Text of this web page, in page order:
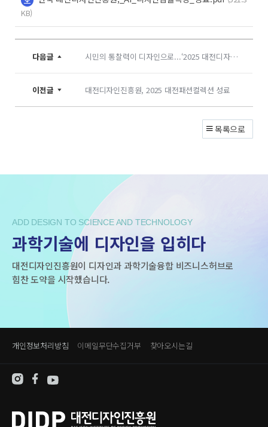
KB)
다음글 시민의 통찰력이 디자인으로...‘2025 대전디자인시민총회’ 성황
이전글 대전디자인진흥원, 2025 대전패션컬렉션 성료
목록으로
ADD DESIGN TO SCIENCE AND TECHNOLOGY
과학기술에 디자인을 입히다
대전디자인진흥원이 디자인과 과학기술융합 비즈니스허브로
힘찬 도약을 시작했습니다.
개인정보처리방침 이메일무단수집거부 찾아오시는길